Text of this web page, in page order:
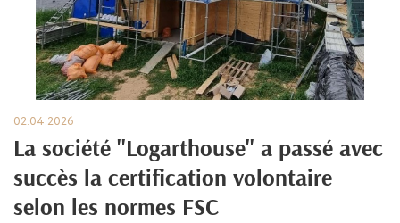
02.04.2026
La société "Logarthouse" a passé avec
succès la certification volontaire
selon les normes FSC